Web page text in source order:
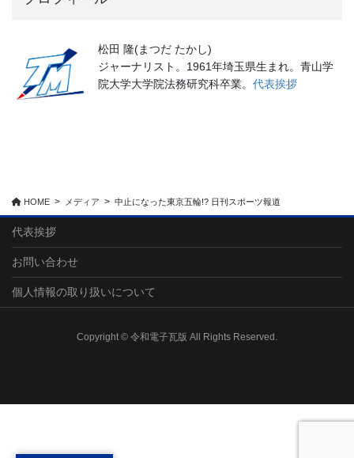
松田 隆(まつだ たかし)
ジャーナリスト。1961年埼玉県生まれ。青山学
院大学大学院法務研究科卒業。 代表挨拶
HOME メディア 中止になった東京五輪!? 日刊スポーツ報道
代表挨拶
お問い合わせ
個人情報の取り扱いについて
Copyright © 令和電子瓦版 All Rights Reserved.